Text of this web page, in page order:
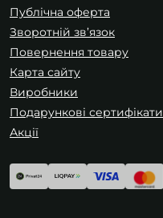
Публічна оферта
Зворотній зв’язок
Повернення товару
Карта сайту
Виробники
Подарункові сертифікати
Акції